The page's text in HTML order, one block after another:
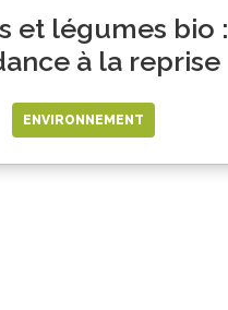
et légumes bio :
à la reprise
ENVIRONNEMENT